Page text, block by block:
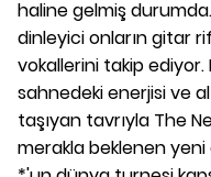
haline gelmiş
dinleyici onların gitar
vokallerini takip
sahnedeki enerjisi ve
taşıyan tavrıyla The
merakla beklenen